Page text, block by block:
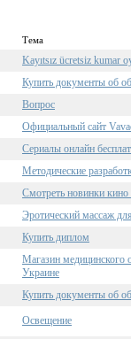
Тема
Kayıtsız ücretsiz kumar
Купить документы об
Вопрос
Официальный сайт
Сериалы онлайн
Методические
Смотреть новинки кино
Эротический массаж
Купить диплом
Магазин медицинского
Украине
Купить документы об
Освещение